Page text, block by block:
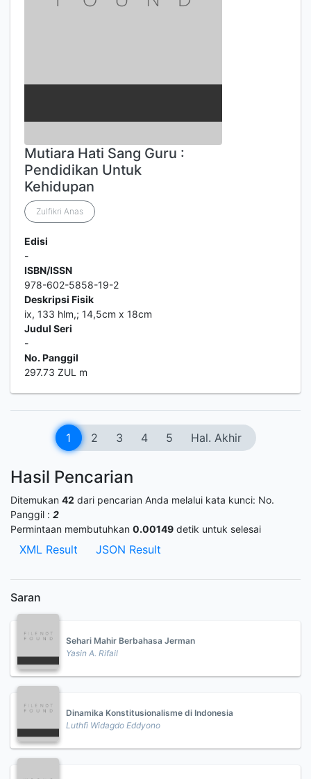
Mutiara Hati Sang Guru :
Pendidikan Untuk
Kehidupan
Zulfikri Anas
Edisi
-
ISBN/ISSN
978-602-5858-19-2
Deskripsi Fisik
ix, 133 hlm,; 14,5cm x 18cm
Judul Seri
-
No. Panggil
297.73 ZUL m
1 2 3 4 5 Hal. Akhir
Hasil Pencarian
Ditemukan 42 dari pencarian Anda melalui kata kunci: No.
Panggil : 2
Permintaan membutuhkan 0.00149 detik untuk selesai
XML Result JSON Result
Saran
Sehari Mahir Berbahasa Jerman
Yasin A. Rifail
Dinamika Konstitusionalisme di Indonesia
Luthfi Widagdo Eddyono